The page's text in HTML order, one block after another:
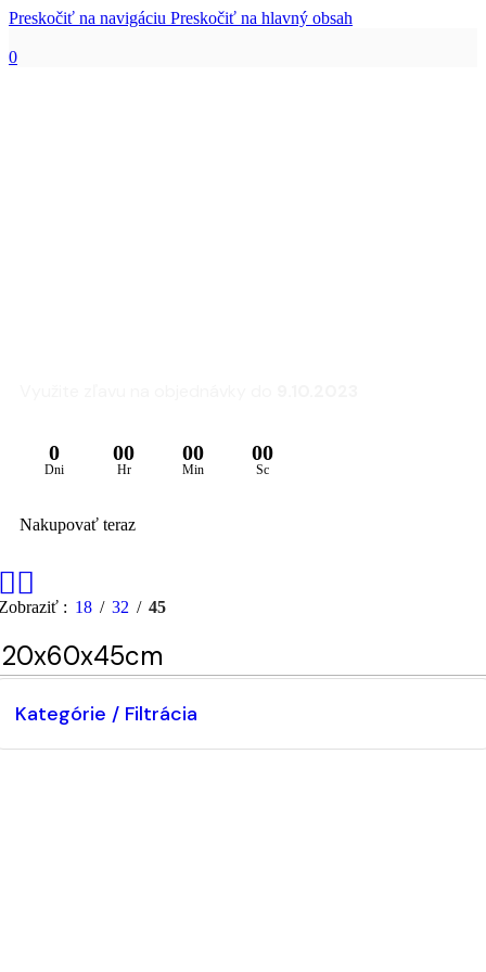
Preskočiť na navigáciu Preskočiť na hlavný obsah
0
0
Dni
00
Hr
00
Min
00
Sc
Nakupovať teraz
18 32 45
Kategórie / Filtrácia